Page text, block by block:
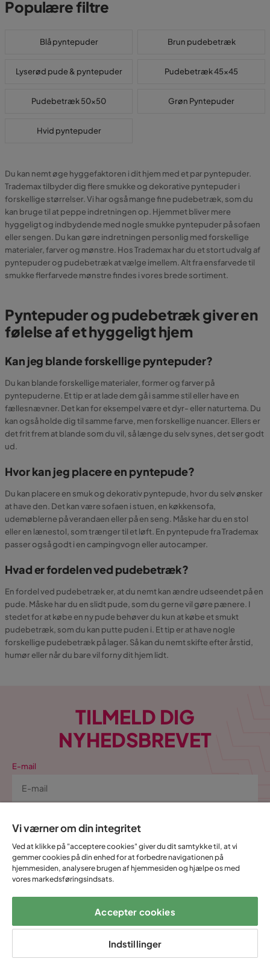
Populære filtre
Blå pyntepuder Brun pudebetræk
Lyserød pude & pyntepuder Pudebetræk 45x45
Pudebetræk 50x50 Grøn Pyntepuder
Hvid pyntepuder
Du kan nemt øge hyggefaktoren i dit hjem med et par pyntepuder.
Trademax tilbyder dig flere smukke og dekorative pyntepuder i
forskellige størrelser. Vi har også mange fine pudebetræk, som du
kan bruge til at peppe indretningen op. Hjemmet bliver mere
hyggeligt og indbydende med nogle smukke pyntepuder på sofaen
eller sengen. Du kan gøre indretningen personlig med forskellige
materialer, farver og mønstre. Hos Trademax har du et stort udvalg af
pyntepuder og pudebetræk at vælge imellem. Alt fra ensfarvede til
smukke flerfarvede mønstre findes i vores brede sortiment.
Pyntepuder og pudebetræk giver en
følelse af et hyggeligt hjem
Kan jeg blande forskellige pyntepuder?
Du kan blande forskellige materialer, former og farver på
pyntepuderne. Et tip er at lade dem gå i samme stil eller have en
fællesnævner. Det kan for eksempel være et dyr- eller naturtema. Du
kan også holde dig til samme farve, men forskellige nuancer. Ellers er
det frit frem at blande som du vil, så længe du selv synes, det ser godt
ud.
Hvor kan jeg placere en pyntepude?
Du kan placere en smuk og dekorativ pyntepude, hvor du selv ønsker
at have den. Det kan være sofaen i stuen, en køkkensofa,
udemøblerne på verandaen eller på en seng. Måske har du en stol
eller en lænestol, som trænger til et løft. En pyntepude fra Trademax
passer også godt i en campingvogn eller autocamper.
Hvad er fordelen ved pudebetræk?
En fordel ved pudebetræk er, at du nemt kan ændre udseendet på en
pude. Måske har du en slidt pude, som du gerne vil gøre pænere. I
stedet for at købe en ny pude behøver du kun at købe et smukt
pudebetræk, som du kan putte puden i. Et tip er at have nogle
forskellige pudebetræk på lager. Så kan du nemt skifte efter årstid,
humør eller når du bare vil forny dit hjem lidt.
TILMELD DIG
NYHEDSBREVET
E-mail
Tilmeld
Ved at indtaste min e-mailadresse bekræfter jeg, at jeg gerne vil
modtage Trademax nyhedsbrev og godkender at Trademax behandler
mine personlige oplysninger, for at kunne sende
markedsføringsmateriale tilpasset mig, i henhold til Trademax
Ja, tak! Jeg vil også gerne oprette en konto til
Vi værner om din integritet
Ved at klikke på "acceptere cookies" giver du dit samtykke til, at vi
gemmer cookies på din enhed for at forbedre navigationen på
hjemmesiden, analysere brugen af hjemmesiden og hjælpe os med
vores markedsføringsindsats.
Accepter cookies
Indstillinger